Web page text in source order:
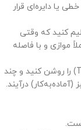
یا دایره‌ای قرار
کنید که وقتی
موازی و با فاصله
ابتدا یونیت اصلی (Transmitter) را روشن کنید و چند